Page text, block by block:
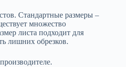
Стандартные размеры –
множество
листа подходит для
лишних обрезков.